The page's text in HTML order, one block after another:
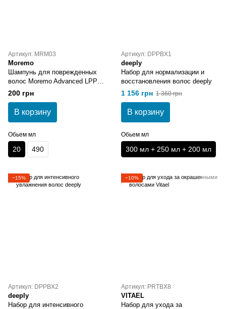
Артикул: MRM03
Moremo
Шампунь для поврежденных
волос Moremo Advanced LPP
Shampoo 20 мл
200 грн
В корзину
Обьем мл
20 490
Артикул: DPPBX1
deeply
Набор для нормализации и
восстановления волос deeply
1 156 грн 1 360 грн
В корзину
Обьем мл
300 мл + 250 мл + 200 мл
−15%
Артикул: DPPBX2
deeply
Набор для интенсивного
−10%
Артикул: PRTBX8
VITAEL
Набор для ухода за